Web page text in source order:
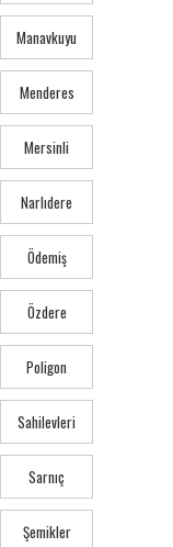
Manavkuyu
Menderes
Mersinli
Narlıdere
Ödemiş
Özdere
Poligon
Sahilevleri
Sarnıç
Şemikler